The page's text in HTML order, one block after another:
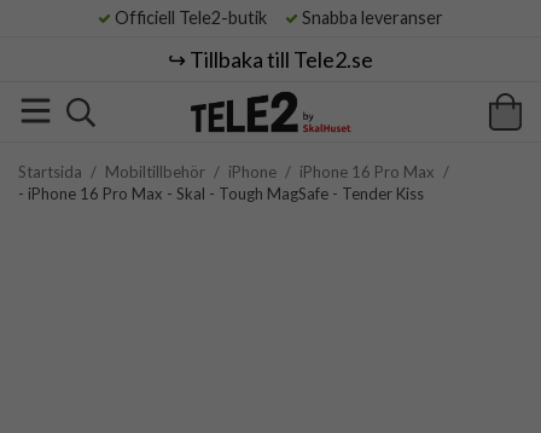
Officiell Tele2-butik Snabba leveranser
↪️ Tillbaka till Tele2.se
Startsida / Mobiltillbehör / iPhone / iPhone 16 Pro Max /
- iPhone 16 Pro Max - Skal - Tough MagSafe - Tender Kiss